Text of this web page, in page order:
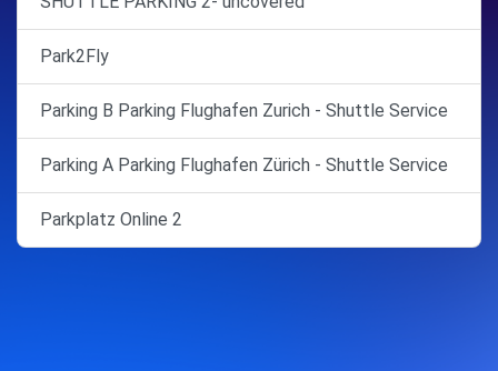
Park2Fly
Parking B Parking Flughafen Zurich - Shuttle Service
Parking A Parking Flughafen Zürich - Shuttle Service
Parkplatz Online 2